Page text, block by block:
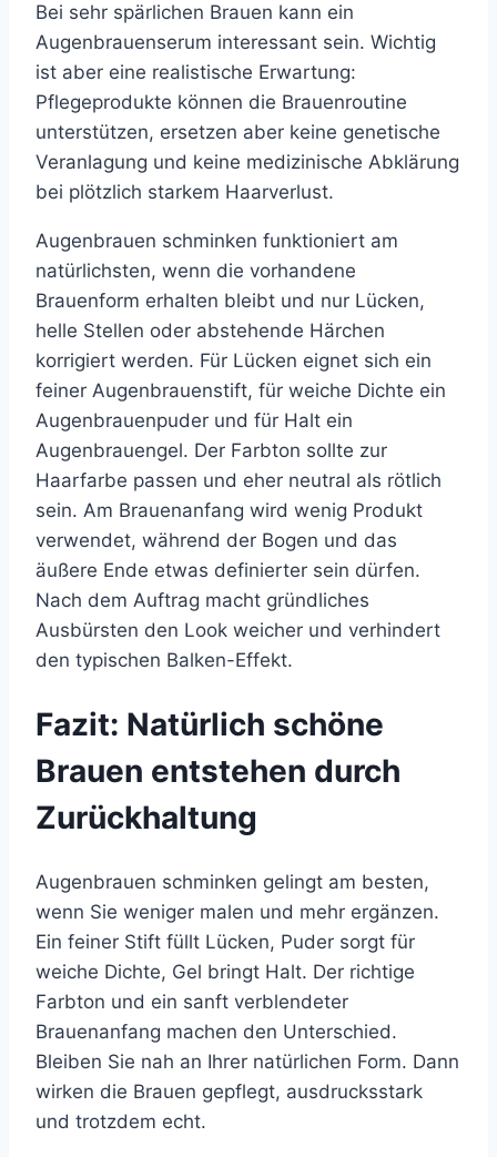
Bei sehr spärlichen Brauen kann ein
Augenbrauenserum interessant sein. Wichtig
ist aber eine realistische Erwartung:
Pflegeprodukte können die Brauenroutine
unterstützen, ersetzen aber keine genetische
Veranlagung und keine medizinische Abklärung
bei plötzlich starkem Haarverlust.
Augenbrauen schminken funktioniert am
natürlichsten, wenn die vorhandene
Brauenform erhalten bleibt und nur Lücken,
helle Stellen oder abstehende Härchen
korrigiert werden. Für Lücken eignet sich ein
feiner Augenbrauenstift, für weiche Dichte ein
Augenbrauenpuder und für Halt ein
Augenbrauengel. Der Farbton sollte zur
Haarfarbe passen und eher neutral als rötlich
sein. Am Brauenanfang wird wenig Produkt
verwendet, während der Bogen und das
äußere Ende etwas definierter sein dürfen.
Nach dem Auftrag macht gründliches
Ausbürsten den Look weicher und verhindert
den typischen Balken-Effekt.
Fazit: Natürlich schöne
Brauen entstehen durch
Zurückhaltung
Augenbrauen schminken gelingt am besten,
wenn Sie weniger malen und mehr ergänzen.
Ein feiner Stift füllt Lücken, Puder sorgt für
weiche Dichte, Gel bringt Halt. Der richtige
Farbton und ein sanft verblendeter
Brauenanfang machen den Unterschied.
Bleiben Sie nah an Ihrer natürlichen Form. Dann
wirken die Brauen gepflegt, ausdrucksstark
und trotzdem echt.